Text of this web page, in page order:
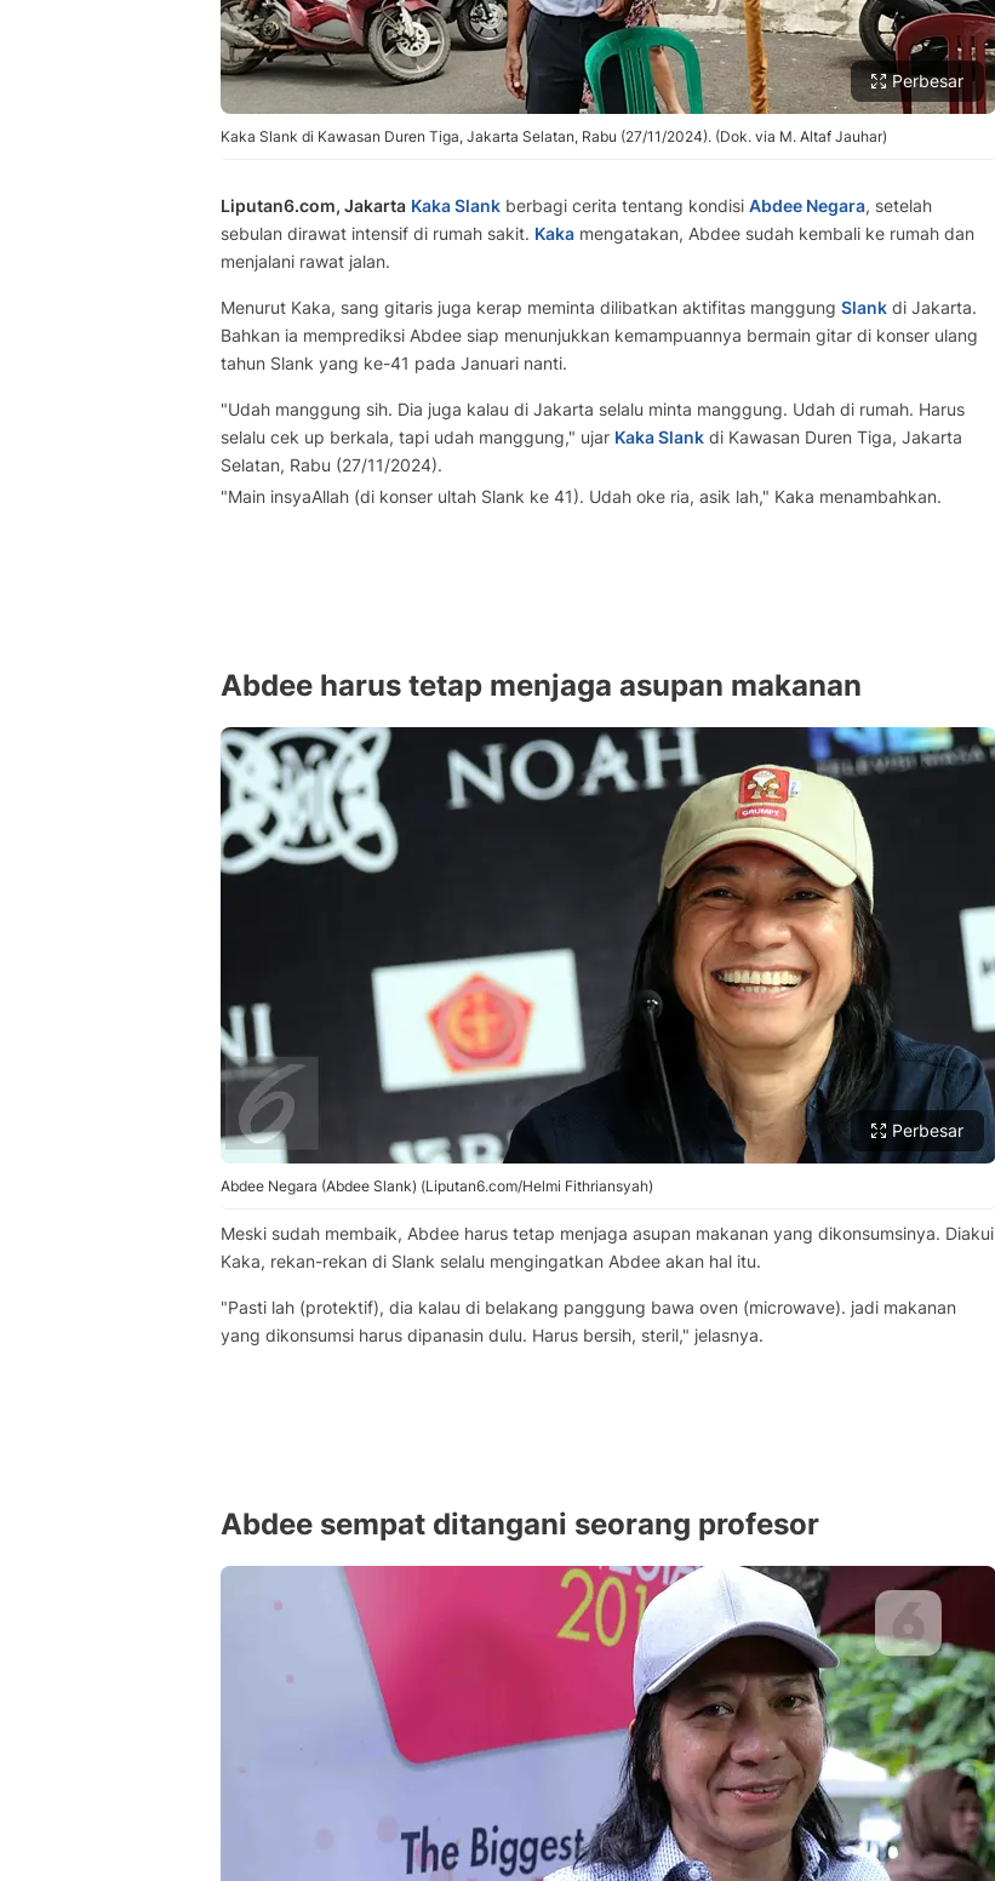
Perbesar
Kaka Slank di Kawasan Duren Tiga, Jakarta Selatan, Rabu (27/11/2024). (Dok. via M. Altaf Jauhar)
Liputan6.com, Jakarta Kaka Slank berbagi cerita tentang kondisi Abdee Negara, setelah
sebulan dirawat intensif di rumah sakit. Kaka mengatakan, Abdee sudah kembali ke rumah dan
menjalani rawat jalan.
Menurut Kaka, sang gitaris juga kerap meminta dilibatkan aktifitas manggung Slank di Jakarta.
Bahkan ia memprediksi Abdee siap menunjukkan kemampuannya bermain gitar di konser ulang
tahun Slank yang ke-41 pada Januari nanti.
"Udah manggung sih. Dia juga kalau di Jakarta selalu minta manggung. Udah di rumah. Harus
selalu cek up berkala, tapi udah manggung," ujar Kaka Slank di Kawasan Duren Tiga, Jakarta
Selatan, Rabu (27/11/2024).
"Main insyaAllah (di konser ultah Slank ke 41). Udah oke ria, asik lah," Kaka menambahkan.
Abdee harus tetap menjaga asupan makanan
Perbesar
Abdee Negara (Abdee Slank) (Liputan6.com/Helmi Fithriansyah)
Meski sudah membaik, Abdee harus tetap menjaga asupan makanan yang dikonsumsinya. Diakui
Kaka, rekan-rekan di Slank selalu mengingatkan Abdee akan hal itu.
"Pasti lah (protektif), dia kalau di belakang panggung bawa oven (microwave). jadi makanan
yang dikonsumsi harus dipanasin dulu. Harus bersih, steril," jelasnya.
Abdee sempat ditangani seorang profesor